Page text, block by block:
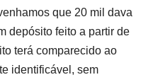
que 20 mil dava
depósito feito a partir de
terá comparecido ao
identificável, sem